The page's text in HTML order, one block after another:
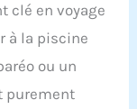
clé en voyage
à la piscine
ou un
purement